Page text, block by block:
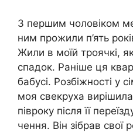
З першим чоловіком
ним прожили п’ять
Жили в моїй троячкі,
спадок. Раніше ця
бабусі. Розбіжності у
моя свекруха
півроку після її
чення. Він зібрав свої